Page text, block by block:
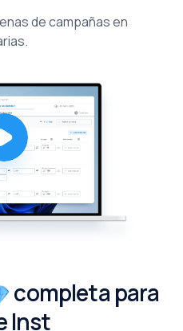
de campañas en
completa para
Inst